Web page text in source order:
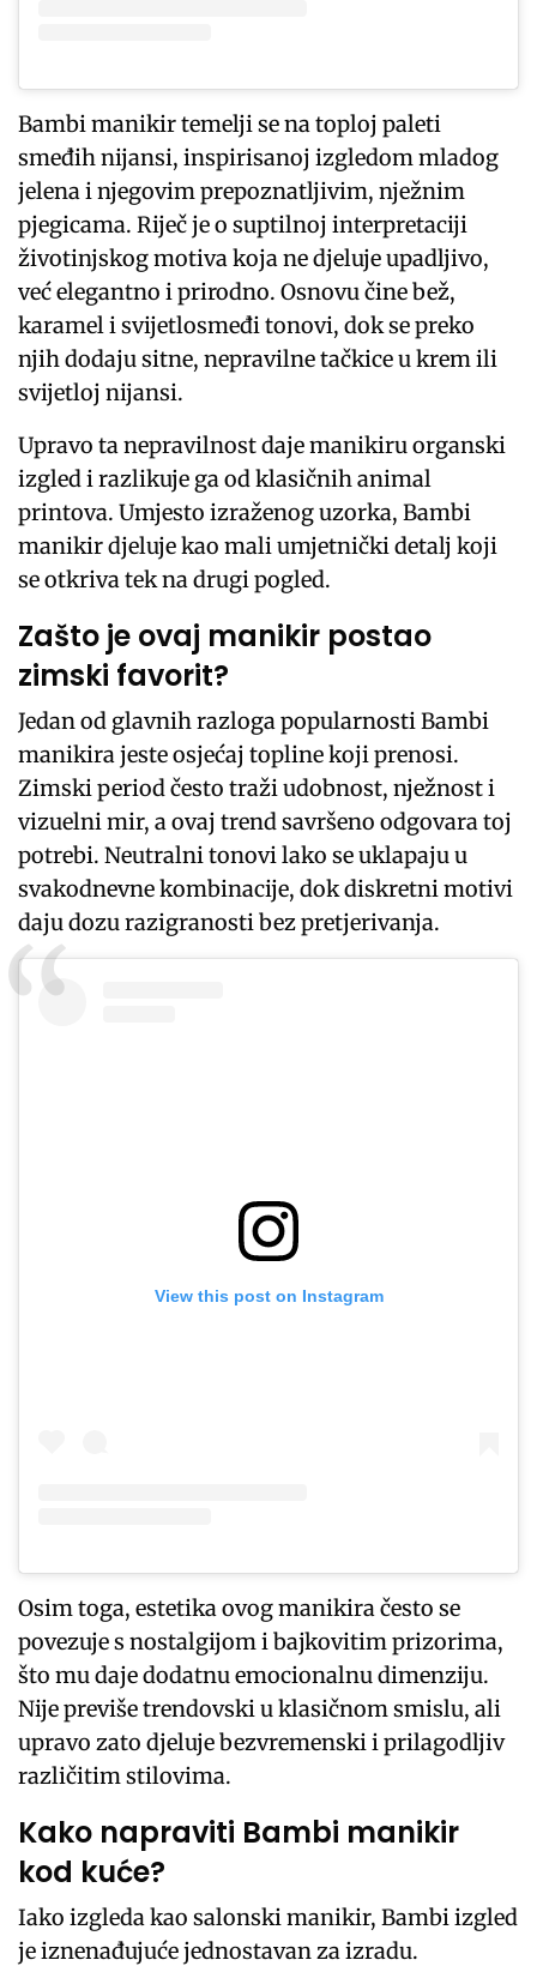
Bambi manikir temelji se na toploj paleti
smeđih nijansi, inspirisanoj izgledom mladog
jelena i njegovim prepoznatljivim, nježnim
pjegicama. Riječ je o suptilnoj interpretaciji
životinjskog motiva koja ne djeluje upadljivo,
već elegantno i prirodno. Osnovu čine bež,
karamel i svijetlosmeđi tonovi, dok se preko
njih dodaju sitne, nepravilne tačkice u krem ili
svijetloj nijansi.
Upravo ta nepravilnost daje manikiru organski
izgled i razlikuje ga od klasičnih animal
printova. Umjesto izraženog uzorka, Bambi
manikir djeluje kao mali umjetnički detalj koji
se otkriva tek na drugi pogled.
Zašto je ovaj manikir postao
zimski favorit?
Jedan od glavnih razloga popularnosti Bambi
manikira jeste osjećaj topline koji prenosi.
Zimski period često traži udobnost, nježnost i
vizuelni mir, a ovaj trend savršeno odgovara toj
potrebi. Neutralni tonovi lako se uklapaju u
svakodnevne kombinacije, dok diskretni motivi
daju dozu razigranosti bez pretjerivanja.
View this post on Instagram
Osim toga, estetika ovog manikira često se
povezuje s nostalgijom i bajkovitim prizorima,
što mu daje dodatnu emocionalnu dimenziju.
Nije previše trendovski u klasičnom smislu, ali
upravo zato djeluje bezvremenski i prilagodljiv
različitim stilovima.
Kako napraviti Bambi manikir
kod kuće?
Iako izgleda kao salonski manikir, Bambi izgled
je iznenađujuće jednostavan za izradu.